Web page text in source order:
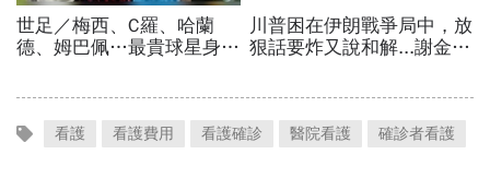
看護 看護費用 看護確診 醫院看護 確診者看護